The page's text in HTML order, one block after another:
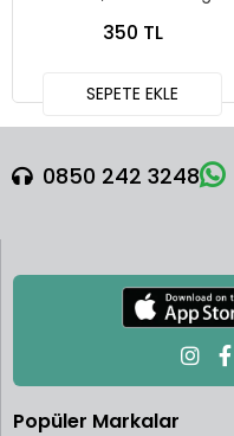
350 TL
SEPETE EKLE
0850 242 3248
Popüler Markalar